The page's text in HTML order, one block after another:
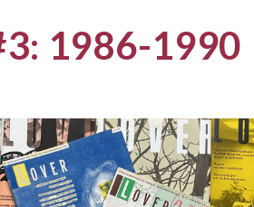
1986-1990